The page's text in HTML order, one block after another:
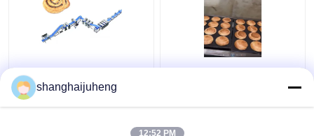
Komersial Kapasitas
Tinggi Otomatis Puff
Pastry Produksi Line
shanghaijuheng
12:52 PM